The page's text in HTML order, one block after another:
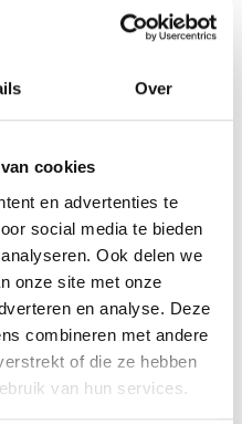
Over
cookies
en advertenties te
social media te bieden
Ook delen we
onze site met onze
en analyse. Deze
combineren met andere
of die ze hebben
van hun services.
ESTHER: OP MIJN 20E
EERSTE DOCHTER
DEEL 1
ALYSIA: IK KREEG
MISKRAMEN, IK
ME EEN